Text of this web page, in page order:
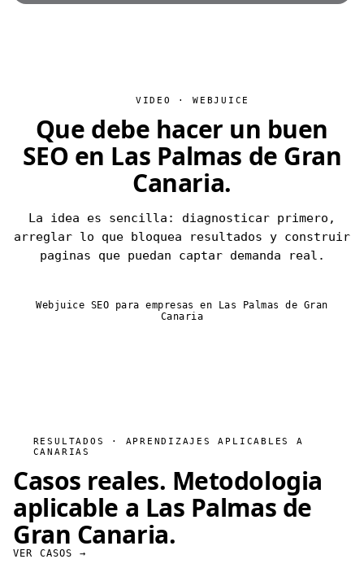
VIDEO · WEBJUICE
Que debe hacer un buen
SEO en Las Palmas de Gran
Canaria.
La idea es sencilla: diagnosticar primero,
arreglar lo que bloquea resultados y construir
paginas que puedan captar demanda real.
Webjuice SEO para empresas en Las Palmas de Gran
Canaria
RESULTADOS · APRENDIZAJES APLICABLES A
CANARIAS
Casos reales. Metodologia
aplicable a Las Palmas de
Gran Canaria.
VER CASOS →